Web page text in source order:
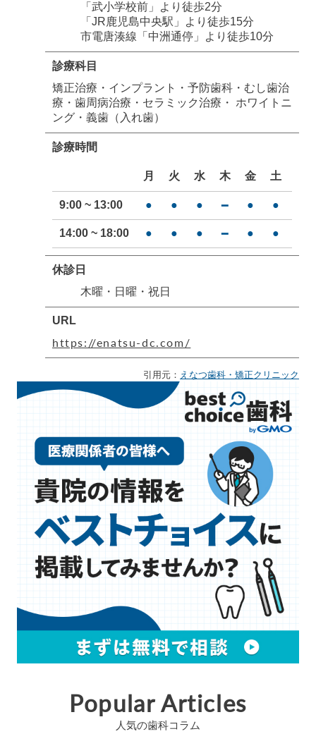
「武小学校前」より徒歩2分
「JR鹿児島中央駅」より徒歩15分
市電唐湊線「中洲通停」より徒歩10分
診療科目
矯正治療・インプラント・予防歯科・むし歯治
療・歯周病治療・セラミック治療・ ホワイトニ
ング・義歯（入れ歯）
診療時間
月 火 水 木 金 土
9:00 ~ 13:00 ● ● ● ━ ● ●
14:00 ~ 18:00 ● ● ● ━ ● ●
休診日
木曜・日曜・祝日
URL
https://enatsu-dc.com/
引用元： えなつ歯科・矯正クリニック
Popular Articles
人気の歯科コラム